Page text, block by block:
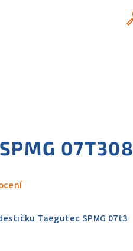
07T308
Taegutec SPMG 07t3